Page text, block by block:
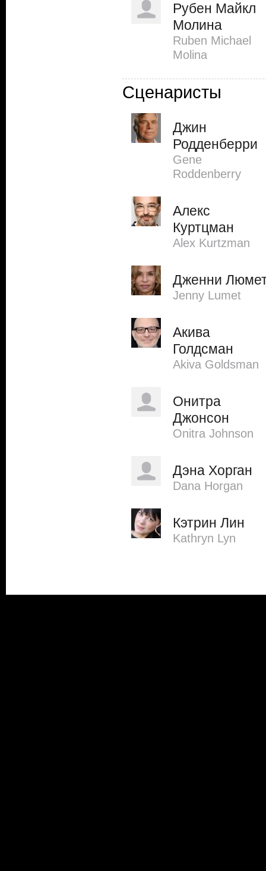
Рубен Майкл
Молина
Ruben Michael
Molina
Сценаристы
Джин
Родденберри
Gene
Roddenberry
Алекс
Куртцман
Alex Kurtzman
Дженни
Jenny Lumet
Акива
Голдсман
Akiva Goldsman
Онитра
Джонсон
Onitra Johnson
Дэна Хорган
Dana Horgan
Кэтрин Лин
Kathryn Lyn